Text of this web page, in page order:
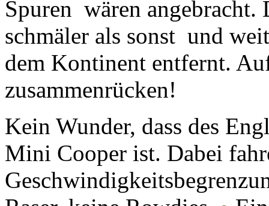
Spuren ­ wären
schmäler als sonst ­ und
dem Kontinent entfernt.
zusammenrücken!
Kein Wunder, dass des
Mini Cooper ist. Dabei